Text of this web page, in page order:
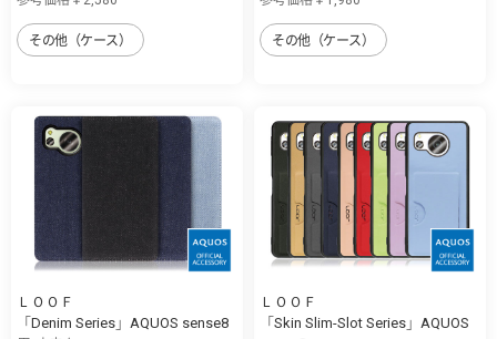
その他（ケース） その他（ケース）
ＬＯＯＦ
「Denim Series」AQUOS sense8
ＬＯＯＦ
「Skin Slim-Slot Series」AQUOS